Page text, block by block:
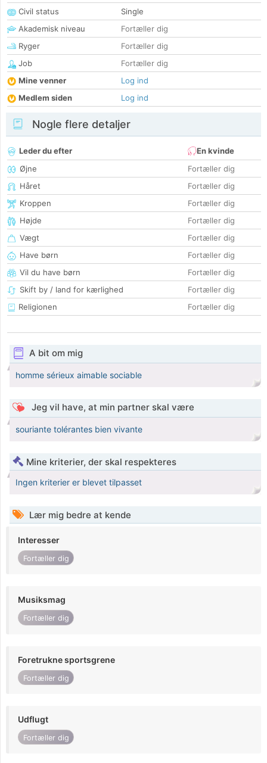
Civil status
Single
Akademisk niveau
Fortæller dig
Ryger
Fortæller dig
Job
Fortæller dig
Mine venner
Log ind
Medlem siden
Log ind
Nogle flere detaljer
Leder du efter
En kvinde
Øjne
Fortæller dig
Håret
Fortæller dig
Kroppen
Fortæller dig
Højde
Fortæller dig
Vægt
Fortæller dig
Have børn
Fortæller dig
Vil du have børn
Fortæller dig
Skift by / land for kærlighed
Fortæller dig
Religionen
Fortæller dig
A bit om mig
homme sérieux aimable sociable
Jeg vil have, at min partner skal være
souriante tolérantes bien vivante
Mine kriterier, der skal respekteres
Ingen kriterier er blevet tilpasset
Lær mig bedre at kende
Interesser
Fortæller dig
Musiksmag
Fortæller dig
Foretrukne sportsgrene
Fortæller dig
Udflugt
Fortæller dig